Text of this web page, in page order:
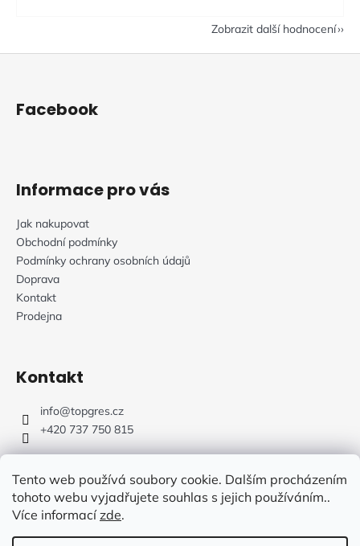
Tento web používá soubory cookie. Dalším procházením
tohoto webu vyjadřujete souhlas s jejich používáním..
Více informacízde.
Zobrazit další hodnocení
Z
Facebook
Informace pro vás
Jak nakupovat
Obchodní podmínky
Podmínky ochrany osobních údajů
Doprava
Kontakt
Prodejna
Kontakt
info@topgres.cz
+420 737 750 815